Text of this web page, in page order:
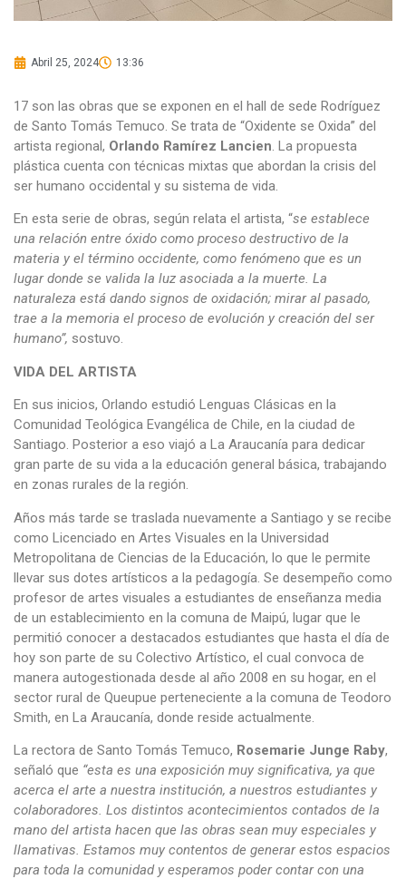
Abril 25, 2024 13:36
17 son las obras que se exponen en el hall de sede Rodríguez
de Santo Tomás Temuco. Se trata de “Oxidente se Oxida” del
artista regional, Orlando Ramírez Lancien. La propuesta
plástica cuenta con técnicas mixtas que abordan la crisis del
ser humano occidental y su sistema de vida.
En esta serie de obras, según relata el artista, “se establece
una relación entre óxido como proceso destructivo de la
materia y el término occidente, como fenómeno que es un
lugar donde se valida la luz asociada a la muerte. La
naturaleza está dando signos de oxidación; mirar al pasado,
trae a la memoria el proceso de evolución y creación del ser
humano”, sostuvo.
VIDA DEL ARTISTA
En sus inicios, Orlando estudió Lenguas Clásicas en la
Comunidad Teológica Evangélica de Chile, en la ciudad de
Santiago. Posterior a eso viajó a La Araucanía para dedicar
gran parte de su vida a la educación general básica, trabajando
en zonas rurales de la región.
Años más tarde se traslada nuevamente a Santiago y se recibe
como Licenciado en Artes Visuales en la Universidad
Metropolitana de Ciencias de la Educación, lo que le permite
llevar sus dotes artísticos a la pedagogía. Se desempeño como
profesor de artes visuales a estudiantes de enseñanza media
de un establecimiento en la comuna de Maipú, lugar que le
permitió conocer a destacados estudiantes que hasta el día de
hoy son parte de su Colectivo Artístico, el cual convoca de
manera autogestionada desde al año 2008 en su hogar, en el
sector rural de Queupue perteneciente a la comuna de Teodoro
Smith, en La Araucanía, donde reside actualmente.
La rectora de Santo Tomás Temuco, Rosemarie Junge Raby,
señaló que “esta es una exposición muy significativa, ya que
acerca el arte a nuestra institución, a nuestros estudiantes y
colaboradores. Los distintos acontecimientos contados de la
mano del artista hacen que las obras sean muy especiales y
llamativas. Estamos muy contentos de generar estos espacios
para toda la comunidad y esperamos poder contar con una